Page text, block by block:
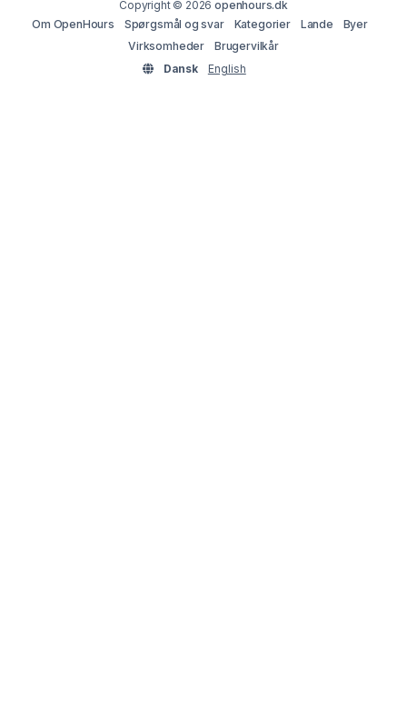
Copyright © 2026openhours.dk
Om OpenHours
Spørgsmål og svar Kategorier Lande
Byer
Virksomheder
Brugervilkår
Dansk
English